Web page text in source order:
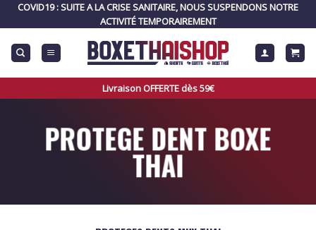
COVID19 : SUITE A LA CRISE SANITAIRE, NOUS SUSPENDONS NOTRE
ACTIVITÉ TEMPORAIREMENT
Livraison OFFERTE dès 59€
PROTEGE DENT BOXE
THAI